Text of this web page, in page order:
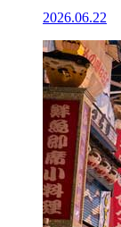
2026.06.22